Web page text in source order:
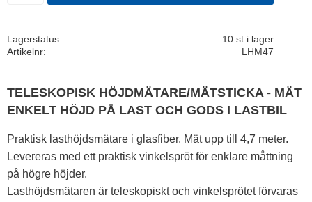
Lagerstatus
10 st i lager
Artikelnr
LHM47
TELESKOPISK HÖJDMÄTARE/MÄTSTICKA - MÄT
ENKELT HÖJD PÅ LAST OCH GODS I LASTBIL
Praktisk lasthöjdsmätare i glasfiber. Mät upp till 4,7 meter.
Levereras med ett praktisk vinkelspröt för enklare måttning
på högre höjder.
Lasthöjdsmätaren är teleskopiskt och vinkelsprötet förvaras